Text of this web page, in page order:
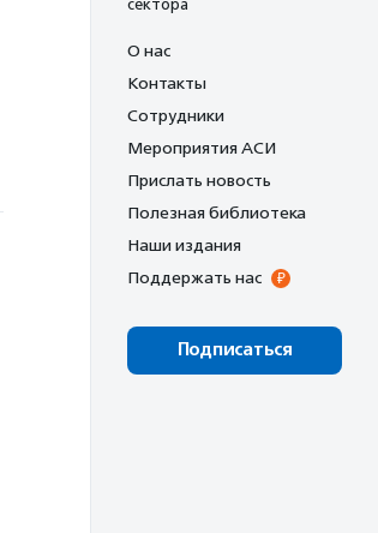
сектора
О нас
Контакты
Сотрудники
Мероприятия АСИ
Прислать новость
Полезная библиотека
Наши издания
Поддержать нас
Подписаться